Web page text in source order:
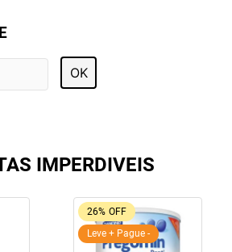
OK
IMPERDIVEIS
26% OFF
Leve + Pague -